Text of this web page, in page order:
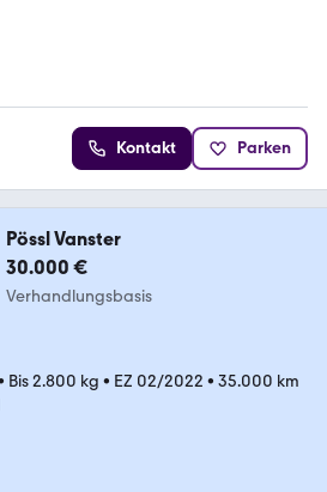
Kontakt Parken
Pössl Vanster
30.000 €
Verhandlungsbasis
Bis 2.800 kg • EZ 02/2022 • 35.000 km